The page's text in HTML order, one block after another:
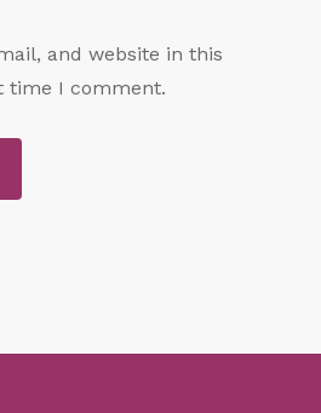
and website in this
time I comment.